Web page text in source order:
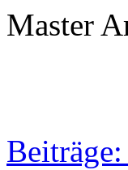
Master